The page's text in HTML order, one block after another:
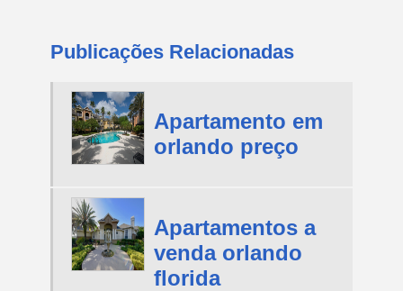
Publicações Relacionadas
Apartamento em
orlando preço
Apartamentos a
venda orlando
florida